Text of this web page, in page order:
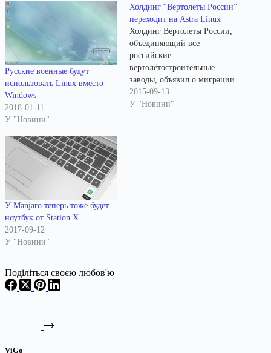
Русские военные будут
использовать Linux вместо
Windows
2018-01-11
У "Новини"
Холдинг “Вертолеты России”
переходит на Astra Linux
Холдинг Вертолеты России,
объединяющий все
российские
вертолётостроительные
заводы, объявил о миграции
применяемых на
предприятиях Windows-
2015-09-13
У "Новини"
У Manjaro теперь тоже будет
ноутбук от Station X
2017-09-12
У "Новини"
Поділіться своєю любов'ю
ViGo